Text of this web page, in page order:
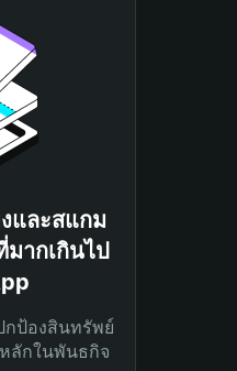
และสแกม
ากเกินไป
กป้องสินทรัพย์
ลักในพันธกิจ